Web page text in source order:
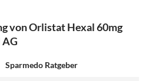
von Orlistat Hexal 60mg
Sparmedo Ratgeber